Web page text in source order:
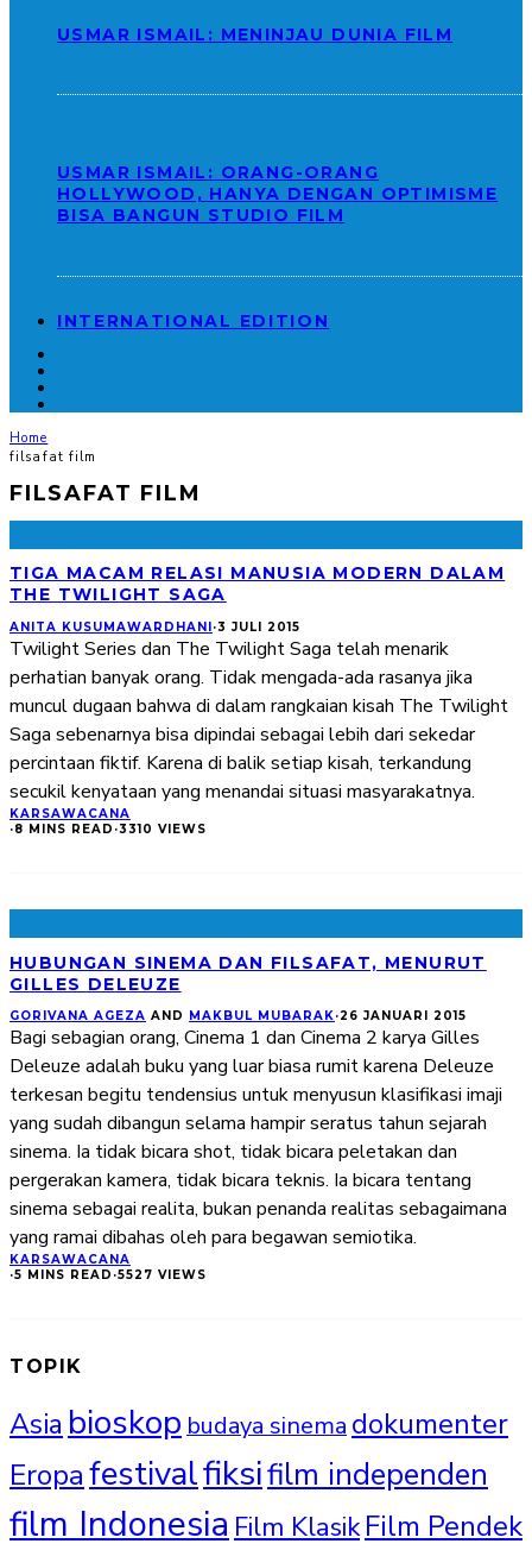
USMAR ISMAIL: MENINJAU DUNIA FILM
USMAR ISMAIL: ORANG-ORANG
HOLLYWOOD, HANYA DENGAN OPTIMISME
BISA BANGUN STUDIO FILM
INTERNATIONAL EDITION
Home
filsafat film
FILSAFAT FILM
TIGA MACAM RELASI MANUSIA MODERN DALAM
THE TWILIGHT SAGA
ANITA KUSUMAWARDHANI·3 JULI 2015
Twilight Series dan The Twilight Saga telah menarik
perhatian banyak orang. Tidak mengada-ada rasanya jika
muncul dugaan bahwa di dalam rangkaian kisah The Twilight
Saga sebenarnya bisa dipindai sebagai lebih dari sekedar
percintaan fiktif. Karena di balik setiap kisah, terkandung
secukil kenyataan yang menandai situasi masyarakatnya.
KARSAWACANA
·8 MINS READ ·3310 VIEWS
HUBUNGAN SINEMA DAN FILSAFAT, MENURUT
GILLES DELEUZE
GORIVANA AGEZA AND MAKBUL MUBARAK·26 JANUARI 2015
Bagi sebagian orang, Cinema 1 dan Cinema 2 karya Gilles
Deleuze adalah buku yang luar biasa rumit karena Deleuze
terkesan begitu tendensius untuk menyusun klasifikasi imaji
yang sudah dibangun selama hampir seratus tahun sejarah
sinema. Ia tidak bicara shot, tidak bicara peletakan dan
pergerakan kamera, tidak bicara teknis. Ia bicara tentang
sinema sebagai realita, bukan penanda realitas sebagaimana
yang ramai dibahas oleh para begawan semiotika.
KARSAWACANA
·5 MINS READ ·5527 VIEWS
TOPIK
Asia bioskop budaya sinema dokumenter
Eropafestivalfiksifilm independen
film Indonesia Film Klasik Film Pendek